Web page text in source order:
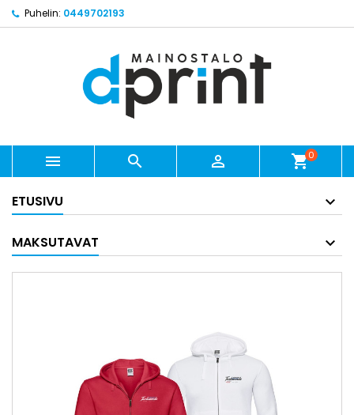
Puhelin: 0449702193
   shopping_cart0
ETUSIVU
MAKSUTAVAT